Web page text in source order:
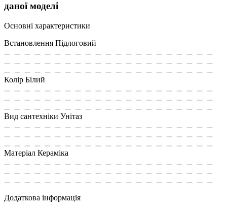
даної моделі
Основні характеристики
Встановлення Підлоговий
Колір Білий
Вид сантехніки Унітаз
Матеріал Кераміка
Додаткова інформація